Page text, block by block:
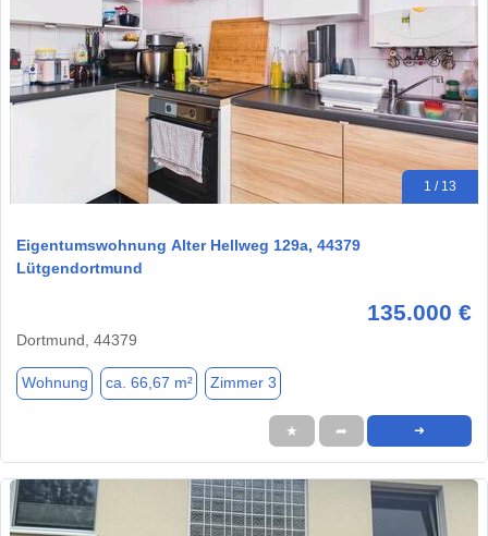
1 / 13
Eigentumswohnung Alter Hellweg 129a, 44379
Lütgendortmund
135.000 €
Dortmund, 44379
Wohnung ca. 66,67 m² Zimmer 3
★ ➦ ➜